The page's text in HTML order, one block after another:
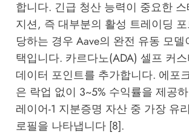
합니다. 긴급 청산 능력이 중요한
지션, 즉 대부분의 활성 트레이딩
당하는 경우 Aave의 완전 유동 모델
택입니다. 카르다노(ADA) 셀프 커
데이터 포인트를 추가합니다. 에포
은 락업 없이 3~5% 수익률을 제공
레이어-1 지분증명 자산 중 가장 유
로필을 나타냅니다 [8].